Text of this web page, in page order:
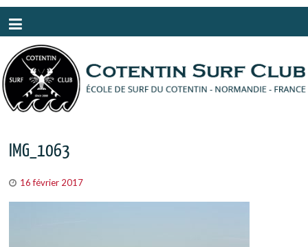
IMG_1063
16 février 2017
Panneau de gestion des cookies